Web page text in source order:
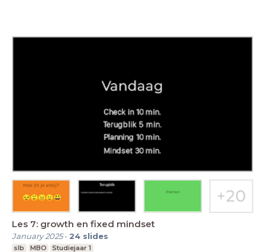
Les 7: growth en fixed mindset
January 2025- 24 slides
slb MBO Studiejaar 1